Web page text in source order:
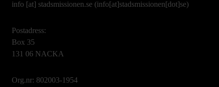
info [at] stadsmissionen.se (info[at]stadsmissionen[dot]se)
Postadress:
Box 35
131 06 NACKA
Org.nr: 802003-1954